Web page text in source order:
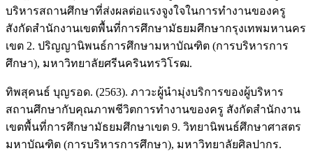
บริหารสถานศึกษาที่ส่งผลต่อแรงจูงใจในการทำงานของครู
สังกัดสำนักงานเขตพื้นที่การศึกษามัธยมศึกษากรุงเทพมหานคร
เขต 2. ปริญญานิพนธ์การศึกษามหาบัณฑิต (การบริหารการ
ศึกษา), มหาวิทยาลัยศรีนครินทรวิโรฒ.
ทิพสุคนธ์ บุญรอด. (2563). ภาวะผู้นำมุ่งบริการของผู้บริหาร
สถานศึกษากับคุณภาพชีวิตการทำงานของครู สังกัดสำนักงาน
เขตพื้นที่การศึกษามัธยมศึกษาเขต 9. วิทยานิพนธ์ศึกษาศาสตร
มหาบัณฑิต (การบริหารการศึกษา), มหาวิทยาลัยศิลปากร.